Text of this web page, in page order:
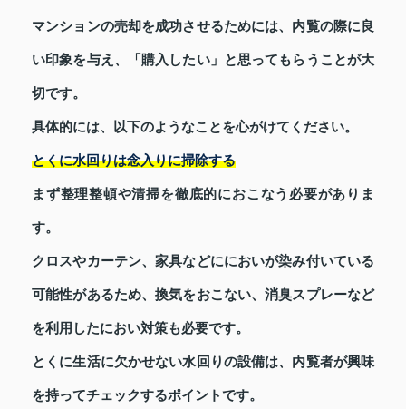
マンションの売却を成功させるためには、内覧の際に良
い印象を与え、「購入したい」と思ってもらうことが大
切です。
具体的には、以下のようなことを心がけてください。
とくに水回りは念入りに掃除する
まず整理整頓や清掃を徹底的におこなう必要がありま
す。
クロスやカーテン、家具などににおいが染み付いている
可能性があるため、換気をおこない、消臭スプレーなど
を利用したにおい対策も必要です。
とくに生活に欠かせない水回りの設備は、内覧者が興味
を持ってチェックするポイントです。